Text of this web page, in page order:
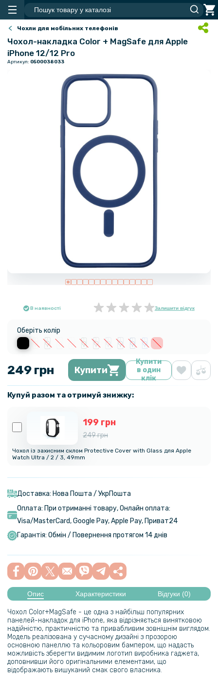
Чохли для мобільних телефонів
Чохол-накладка Color + MagSafe для Apple
iPhone 12/12 Pro
Артикул: 0500038033
В наявності Залишити відгук
Оберіть колір
249 грн Купити
Купити
в один
клік
Купуй разом та отримуй знижку:
199 грн
249 грн
Чохол із захисним склом Protective Cover with Glass для Apple
Watch Ultra / 2 / 3, 49mm
Доставка: Нова Пошта / УкрПошта
Оплата: При отриманні товару, Онлайн оплата:
Visa/MasterСard, Google Pay, Apple Pay, Приват24
Гарантія: Обмін / Повернення протягом 14 днів
Опис Характеристики Відгуки (0)
Чохол Color+MagSafe - це одна з найбільш популярних
панелей-накладок для iPhone, яка відрізняється винятковою
надійністю, практичністю та привабливим зовнішнім виглядом.
Модель реалізована у сучасному дизайні з прозорою
основною панеллю та кольоровим бампером, що надасть
можливість зберегти видимим логотип виробника гаджета,
доповнивши його оригінальними елементами, що
відображають вишуканий смак свого власника.